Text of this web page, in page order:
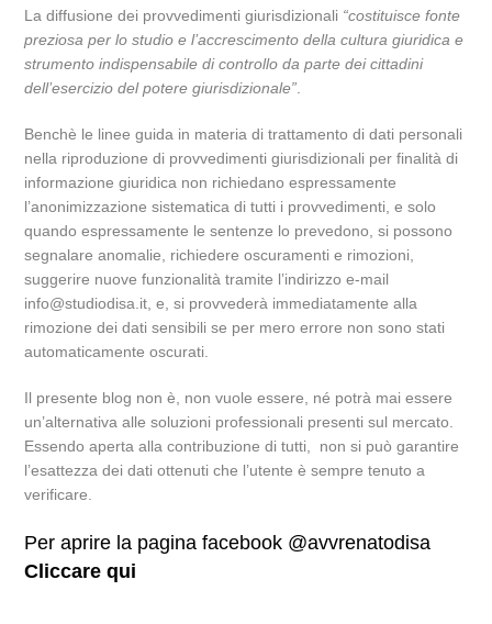
La diffusione dei provvedimenti giurisdizionali “costituisce fonte
preziosa per lo studio e l’accrescimento della cultura giuridica e
strumento indispensabile di controllo da parte dei cittadini
dell’esercizio del potere giurisdizionale”
Benchè le linee guida in materia di trattamento di dati personali
nella riproduzione di provvedimenti giurisdizionali per finalità di
informazione giuridica non richiedano espressamente
l’anonimizzazione sistematica di tutti i provvedimenti, e solo
quando espressamente le sentenze lo prevedono, si possono
segnalare anomalie, richiedere oscuramenti e rimozioni,
suggerire nuove funzionalità tramite l’indirizzo e-mail
info@studiodisa.it, e, si provvederà immediatamente alla
rimozione dei dati sensibili se per mero errore non sono stati
automaticamente oscurati.
Il presente blog non è, non vuole essere, né potrà mai essere
un’alternativa alle soluzioni professionali presenti sul mercato.
Essendo aperta alla contribuzione di tutti, non si può garantire
l’esattezza dei dati ottenuti che l’utente è sempre tenuto a
verificare.
Per aprire la pagina facebook @avvrenatodisa
Cliccare qui